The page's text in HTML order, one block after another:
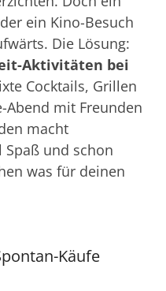
ein Kino-Besuch
Die Lösung:
Aktivitäten bei
Cocktails, Grillen
Abend mit Freunden
macht
und schon
was für deinen
Käufe